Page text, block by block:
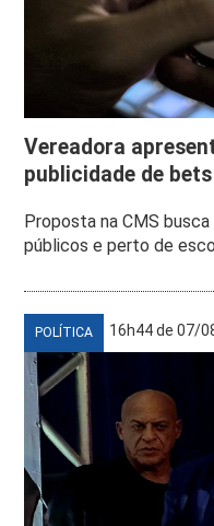
Vereadora
publicidade de
Proposta na CMS
públicos e perto de
POLÍTICA 16h44 de 07/